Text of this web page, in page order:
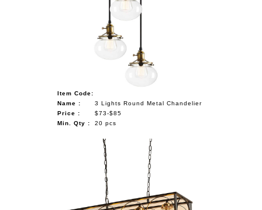
Item Code:
Name :
3 Lights Round Metal Chandelier
Price :
$73-$85
Min. Qty :
20 pcs